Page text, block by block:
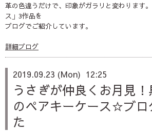
革の色違うだけで、印象がガラリと変わります
ス」3作品を
ブログでご紹介しています。
詳細ブログ
2019.09.23 (Mon) 12:25
うさぎが仲良くお月見
のペアキーケース☆ブロ
た